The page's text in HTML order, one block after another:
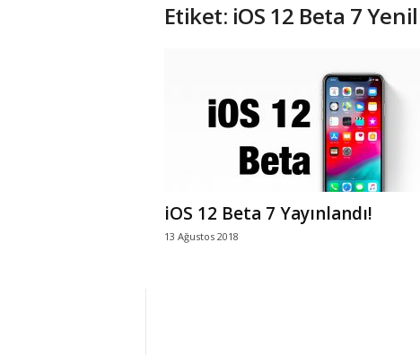
h
l
Etiket: iOS 12 Beta 7
iOS 12 Beta 7 Yayınlandı!
13 Ağustos 2018